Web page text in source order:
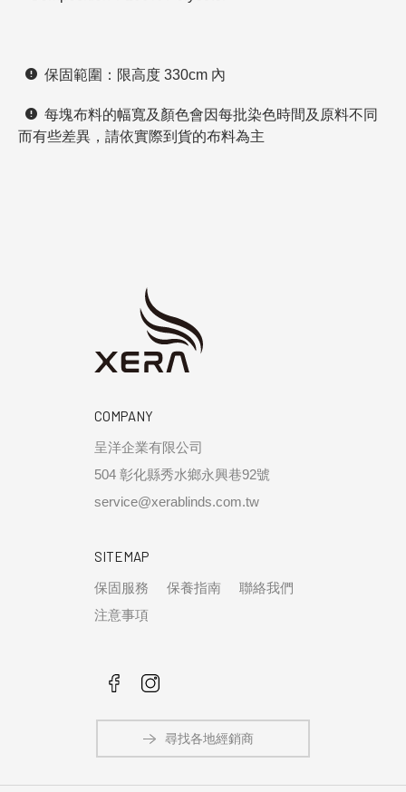
保固範圍：限高度 330cm 內
每塊布料的幅寬及顏色會因每批染色時間及原料不同
而有些差異，請依實際到貨的布料為主
COMPANY
呈洋企業有限公司
504 彰化縣秀水鄉永興巷92號
service@xerablinds.com.tw
SITEMAP
保固服務 保養指南
聯絡我們
注意事項
尋找各地經銷商